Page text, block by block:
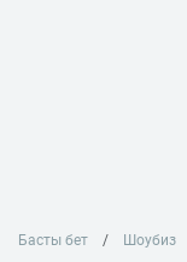
Басты бет Шоубиз